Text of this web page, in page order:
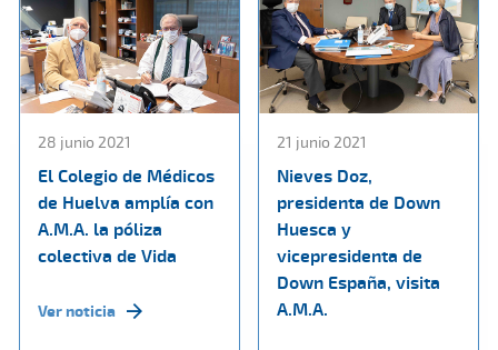
28 junio 2021
El Colegio de Médicos
de Huelva amplía con
A.M.A. la póliza
colectiva de Vida
Ver noticia
21 junio 2021
Nieves Doz,
presidenta de Down
Huesca y
vicepresidenta de
Down España, visita
A.M.A.